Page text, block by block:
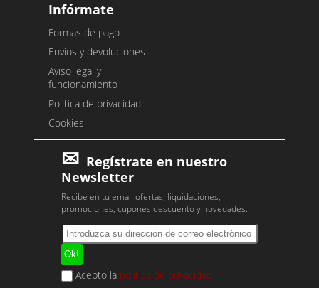
Infórmate
Formas de pago
Envíos y devoluciones
Aviso legal y
funcionamiento
Política de privacidad
Cookies
Regístrate en nuestro
Newsletter
Recibe en tu email ofertas, liquidaciones,
promociones, cupones descuento y novedades.
Acepto la política de privacidad